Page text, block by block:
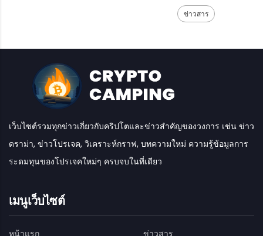
ข่าวสาร
เว็บไซต์รวมทุกข่าวเกี่ยวกับคริปโตและข่าวสำคัญของวงการ เช่น ข่าว
ดราม่า, ข่าวโปรเจค, วิเคราะห์กราฟ, บทความใหม่ ความรู้ข้อมูลการ
ระดมทุนของโปรเจคใหม่ๆ ครบจบในที่เดียว
เมนูเว็บไซต์